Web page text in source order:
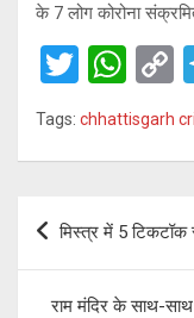
के 7 लोग कोरोना
T
wi
tt
W
h
at
A
p
n
Tags: chhattisgarh
Post
navigation
मिस्त्र में 5 टिकटॉक
राम मंदिर के साथ-